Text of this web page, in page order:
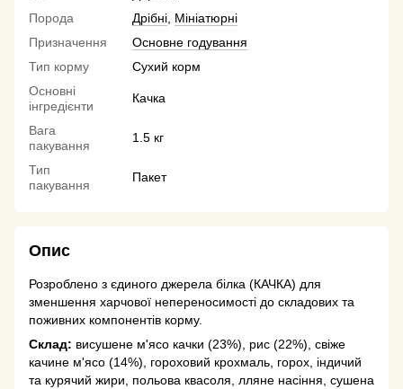
Порода
Дрібні Мініатюрні
Призначення
Основне годування
Тип корму
Сухий корм
Основні
інгредієнти
Качка
Вага
пакування
1.5 кг
Тип
пакування
Пакет
Опис
Розроблено з єдиного джерела білка (КАЧКА) для
зменшення харчової непереносимості до складових та
поживних компонентів корму.
Склад: висушене м'ясо качки (23%), рис (22%), свіже
качине м'ясо (14%), гороховий крохмаль, горох, індичий
та курячий жири, польова квасоля, лляне насіння, сушена